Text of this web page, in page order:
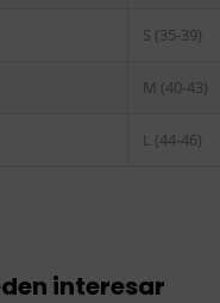
S (35-39)
M (40-43)
L (44-46)
interesar